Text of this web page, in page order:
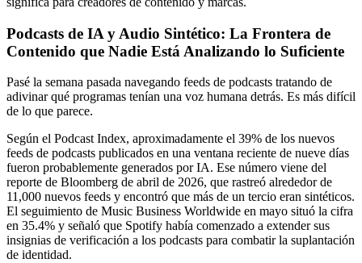
Podcasts de IA y Audio Sintético: La Frontera de
Contenido que Nadie Está Analizando lo Suficiente
Pasé la semana pasada navegando feeds de podcasts tratando de
adivinar qué programas tenían una voz humana detrás. Es más difícil
de lo que parece.
Según el Podcast Index, aproximadamente el 39% de los nuevos
feeds de podcasts publicados en una ventana reciente de nueve días
fueron probablemente generados por IA. Ese número viene del
reporte de Bloomberg de abril de 2026, que rastreó alrededor de
11,000 nuevos feeds y encontró que más de un tercio eran sintéticos.
El seguimiento de Music Business Worldwide en mayo situó la cifra
en 35.4% y señaló que Spotify había comenzado a extender sus
insignias de verificación a los podcasts para combatir la suplantación
de identidad.